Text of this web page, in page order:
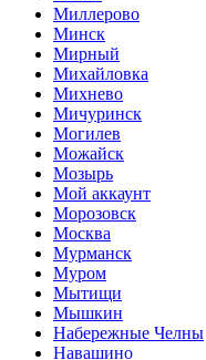
Миллерово
Минск
Мирный
Михайловка
Михнево
Мичуринск
Могилев
Можайск
Мозырь
Мой аккаунт
Морозовск
Москва
Мурманск
Муром
Мытищи
Мышкин
Набережные Челны
Навашино